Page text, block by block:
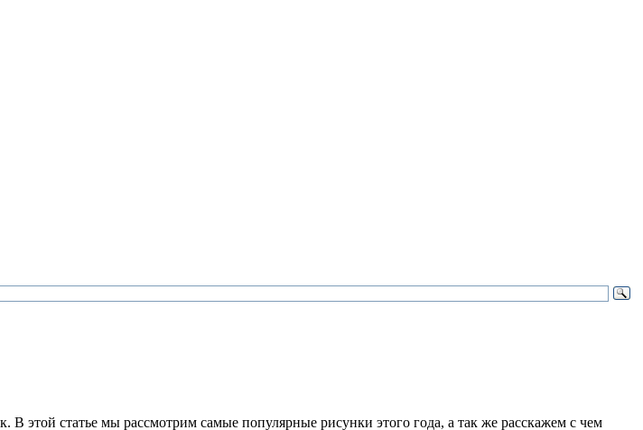
этой статье мы рассмотрим самые популярные рисунки этого года, а так же расскажем с чем